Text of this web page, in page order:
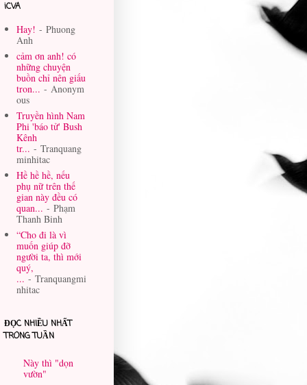
iCVA
Hay! - Phuong
Anh
cảm ơn anh! có
những chuyện
buồn chỉ nên giấu
tron... - Anonym
ous
Truyền hình Nam
Phi 'báo tử' Bush
Kênh
tr... - Tranquang
minhitac
Hề hề hề, nếu
phụ nữ trên thế
gian này đều có
quan... - Phạm
Thanh Binh
“Cho đi là vì
muốn giúp đỡ
người ta, thì mới
quý,
... - Tranquangmi
nhitac
ĐỌC NHIỀU NHẤT
TRONG TUẦN
Này thì "dọn
vườn"